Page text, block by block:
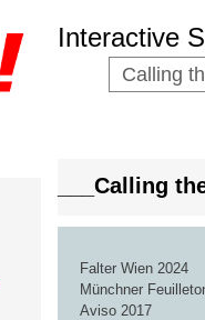
Interactive
Calling
___Calling
Falter Wien 2024
Münchner
Aviso 2017